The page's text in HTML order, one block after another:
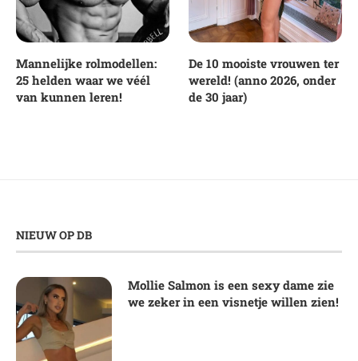
Mannelijke rolmodellen:
25 helden waar we véél
van kunnen leren!
De 10 mooiste vrouwen ter
wereld! (anno 2026, onder
de 30 jaar)
NIEUW OP DB
Mollie Salmon is een sexy dame zie
we zeker in een visnetje willen zien!